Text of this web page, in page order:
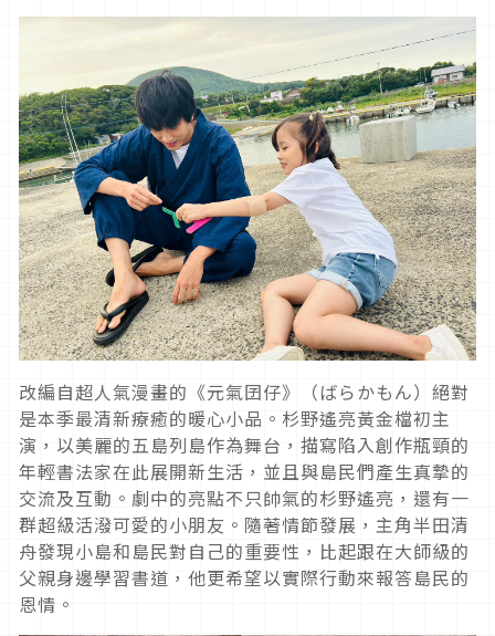
改編自超人氣漫畫的《元氣囝仔》（ばらかもん）絕對
是本季最清新療癒的暖心小品。杉野遙亮黃金檔初主
演，以美麗的五島列島作為舞台，描寫陷入創作瓶頸的
年輕書法家在此展開新生活，並且與島民們產生真摯的
交流及互動。劇中的亮點不只帥氣的杉野遙亮，還有一
群超級活潑可愛的小朋友。隨著情節發展，主角半田清
舟發現小島和島民對自己的重要性，比起跟在大師級的
父親身邊學習書道，他更希望以實際行動來報答島民的
恩情。